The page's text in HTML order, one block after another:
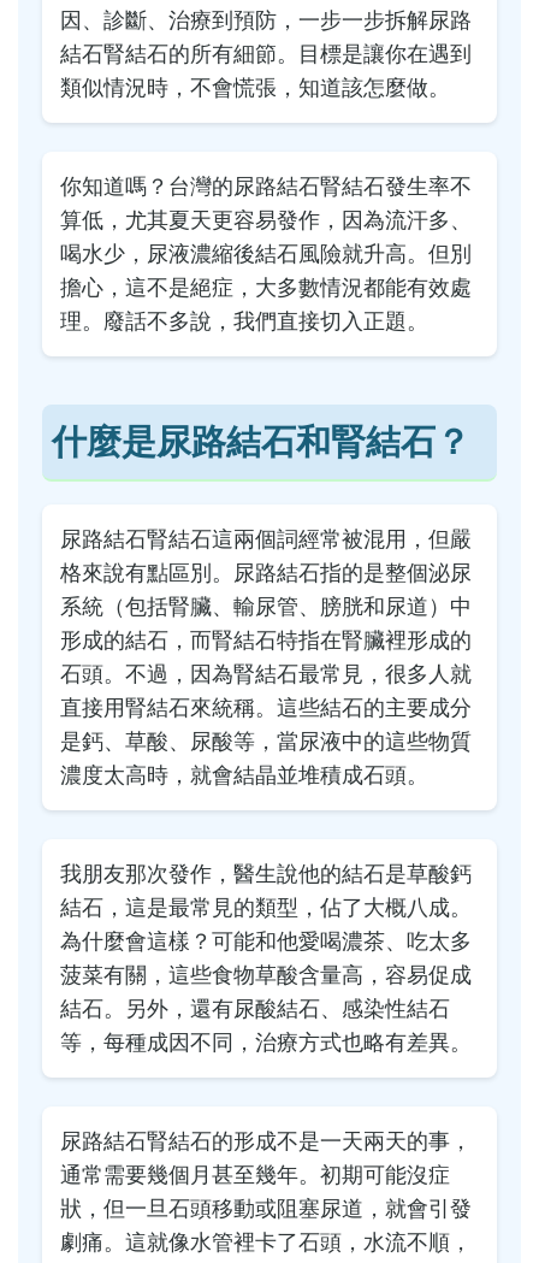
因、診斷、治療到預防，一步一步拆解尿路
結石腎結石的所有細節。目標是讓你在遇到
類似情況時，不會慌張，知道該怎麼做。
你知道嗎？台灣的尿路結石腎結石發生率不
算低，尤其夏天更容易發作，因為流汗多、
喝水少，尿液濃縮後結石風險就升高。但別
擔心，這不是絕症，大多數情況都能有效處
理。廢話不多說，我們直接切入正題。
什麼是尿路結石和腎結石？
尿路結石腎結石這兩個詞經常被混用，但嚴
格來說有點區別。尿路結石指的是整個泌尿
系統（包括腎臟、輸尿管、膀胱和尿道）中
形成的結石，而腎結石特指在腎臟裡形成的
石頭。不過，因為腎結石最常見，很多人就
直接用腎結石來統稱。這些結石的主要成分
是鈣、草酸、尿酸等，當尿液中的這些物質
濃度太高時，就會結晶並堆積成石頭。
我朋友那次發作，醫生說他的結石是草酸鈣
結石，這是最常見的類型，佔了大概八成。
為什麼會這樣？可能和他愛喝濃茶、吃太多
菠菜有關，這些食物草酸含量高，容易促成
結石。另外，還有尿酸結石、感染性結石
等，每種成因不同，治療方式也略有差異。
尿路結石腎結石的形成不是一天兩天的事，
通常需要幾個月甚至幾年。初期可能沒症
狀，但一旦石頭移動或阻塞尿道，就會引發
劇痛。這就像水管裡卡了石頭，水流不順，